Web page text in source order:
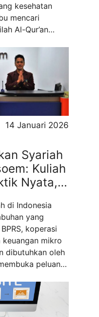
kesehatan
mencari
Al-Qur’an
tentang
dibaca ketika
semata
14 Januari 2026
Syariah
Kuliah
Nyata,
di Indonesia
yang
koperasi
keuangan mikro
dibutuhkan oleh
peluang
tidak hanya
tetapi juga
Jurusan